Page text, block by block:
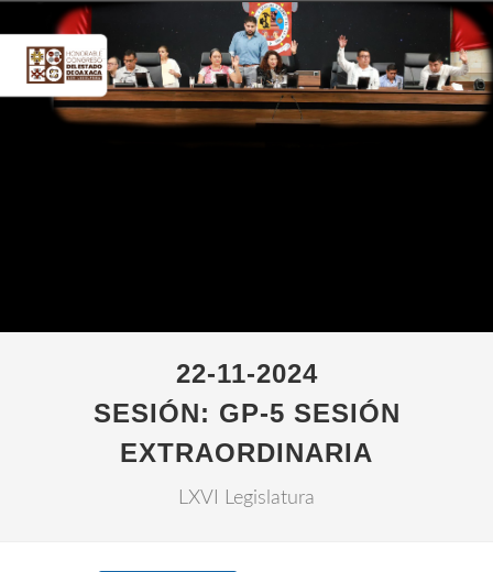
22-11-2024
SESIÓN: GP-5 SESIÓN
EXTRAORDINARIA
LXVI Legislatura